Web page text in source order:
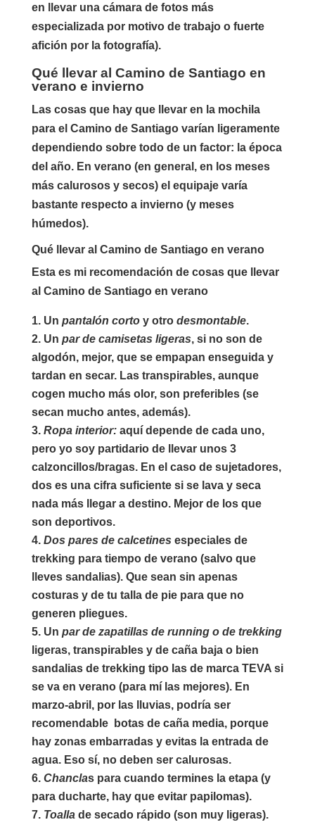
en llevar una cámara de fotos más
especializada por motivo de trabajo o fuerte
afición por la fotografía).
Qué llevar al Camino de Santiago en
verano e invierno
Las cosas que hay que llevar en la mochila
para el Camino de Santiago varían ligeramente
dependiendo sobre todo de un factor: la época
del año. En verano (en general, en los meses
más calurosos y secos) el equipaje varía
bastante respecto a invierno (y meses
húmedos).
Qué llevar al Camino de Santiago en verano
Esta es mi recomendación de cosas que llevar
al Camino de Santiago en verano
Un pantalón corto y otrodesmontable.
Un par de camisetas ligeras, si no son de
algodón, mejor, que se empapan enseguida y
tardan en secar. Las transpirables, aunque
cogen mucho más olor, son preferibles (se
secan mucho antes, además).
Ropa interior:aquí depende de cada uno,
pero yo soy partidario de llevar unos 3
calzoncillos/bragas. En el caso de sujetadores,
dos es una cifra suficiente si se lava y seca
nada más llegar a destino. Mejor de los que
son deportivos.
Dos pares de calcetines especiales de
trekking para tiempo de verano (salvo que
lleves sandalias). Que sean sin apenas
costuras y de tu talla de pie para que no
generen pliegues.
Un par de zapatillas de running o de trekking
ligeras, transpirables y de caña baja o bien
sandalias de trekking tipo las de marca TEVA si
se va en verano (para mí las mejores). En
marzo-abril, por las lluvias, podría ser
recomendable botas de caña media, porque
hay zonas embarradas y evitas la entrada de
agua. Eso sí, no deben ser calurosas.
Chanclaspara cuando termines la etapa (y
para ducharte, hay que evitar papilomas).
Toalla de secado rápido (son muy ligeras).